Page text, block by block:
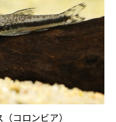
コロンビア）